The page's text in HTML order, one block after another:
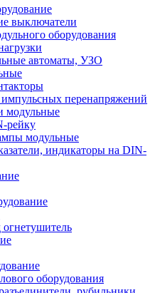
выключатели
оборудования
автоматы, УЗО
перенапряжений
модульные
рейку
модульные
индикаторы на DIN-
оборудования